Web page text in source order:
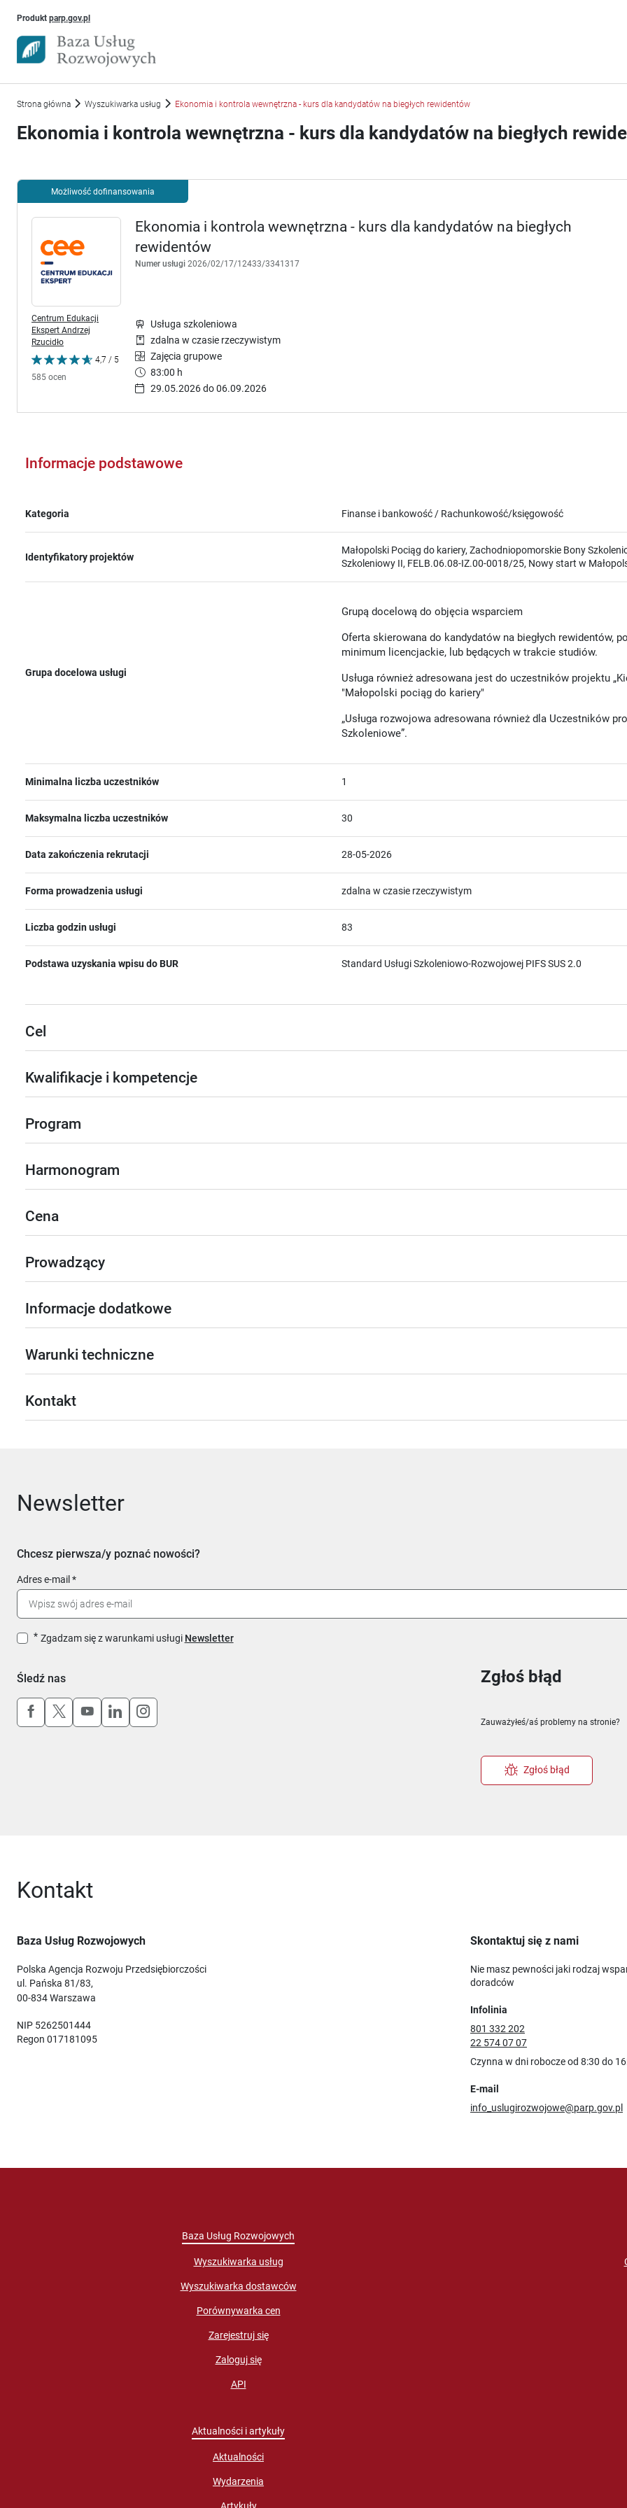
Produkt parp.gov.plUwaga, link otworzy się w nowym oknie
Strona główna Wyszukiwarka usług Ekonomia i kontrola wewnętrzna - kurs dla kandydatów na biegłych rewidentów
Ekonomia i kontrola wewnętrzna - kurs dla kandydatów na biegłych
Możliwość dofinansowania
Ekonomia i kontrola wewnętrzna - kurs dla kandydatów na biegłych
rewidentów
Numer usługi 2026/02/17/12433/3341317
Centrum Edukacji
Ekspert Andrzej
Rzucidło
4,7 / 5
585 ocen
Usługa szkoleniowa
zdalna w czasie rzeczywistym
Zajęcia grupowe
83:00 h
29.05.2026 do 06.09.2026
Informacje podstawowe
Kategoria Finanse i bankowość / Rachunkowość/księgowość
Identyfikatory projektów
Małopolski Pociąg do kariery, Zachodniopomorskie Bony
Szkoleniowy II, FELB.06.08-IZ.00-0018/25, Nowy start w
Grupa docelowa usługi
Grupą docelową do objęcia wsparciem
Oferta skierowana do kandydatów na biegłych rewidentów,
minimum licencjackie, lub będących w trakcie studiów.
Usługa również adresowana jest do uczestników projektu
"Małopolski pociąg do kariery"
„Usługa rozwojowa adresowana również dla Uczestników
Szkoleniowe”.
Minimalna liczba uczestników 1
Maksymalna liczba uczestników 30
Data zakończenia rekrutacji 28-05-2026
Forma prowadzenia usługi zdalna w czasie rzeczywistym
Liczba godzin usługi 83
Podstawa uzyskania wpisu do BUR Standard Usługi Szkoleniowo-Rozwojowej PIFS SUS 2.0
Cel
Kwalifikacje i kompetencje
Program
Harmonogram
Cena
Prowadzący
Informacje dodatkowe
Warunki techniczne
Kontakt
Newsletter
Chcesz pierwsza/y poznać nowości?
Adres e-mail
Zgadzam się z warunkami usługi Newsletter
Śledź nas
Uwaga, link otworzy się w nowym oknie
Uwaga, link otworzy się w nowym oknie
Uwaga, link otworzy się w nowym oknie
Uwaga, link otworzy się w nowym oknie
Uwaga, link otworzy się w nowym oknie
Zgłoś błąd
Zauważyłeś/aś problemy na stronie?
Zgłoś błąd
Kontakt
Baza Usług Rozwojowych
Polska Agencja Rozwoju Przedsiębiorczości
ul. Pańska 81/83,
00-834 Warszawa
NIP 5262501444
Regon 017181095
Skontaktuj się z nami
Nie masz pewności jaki rodzaj
doradców
Infolinia
801 332 202
22 574 07 07
Czynna w dni robocze od 8:30 do
E-mail
info_uslugirozwojowe@parp.gov.pl
Baza Usług Rozwojowych
Wyszukiwarka usług
Wyszukiwarka dostawców
Porównywarka cen
Zarejestruj się
Zaloguj się
API
Aktualności i artykuły
Aktualności
Wydarzenia